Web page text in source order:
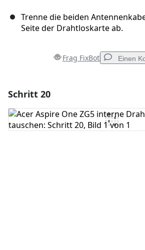
Trenne die beiden
Seite der Drahtloskarte ab.
Frag FixBot Einen
Kommentar hinzufügen
Schritt 20